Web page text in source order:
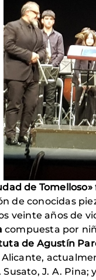
de Tomelloso»
de conocidas
veinte años de
compuesta por
de Agustín
Alicante,
Susato, J. A.